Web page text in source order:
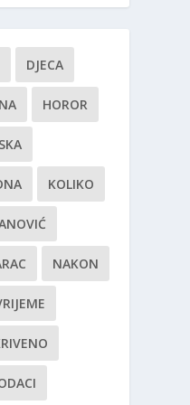
DJECA
HOROR
KOLIKO
NAKON